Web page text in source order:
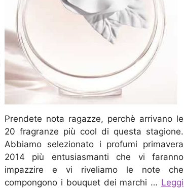
Prendete nota ragazze, perchè arrivano le
20 fragranze più cool di questa stagione.
Abbiamo selezionato i profumi primavera
2014 più entusiasmanti che vi faranno
impazzire e vi riveliamo le note che
compongono i bouquet dei marchi … Leggi